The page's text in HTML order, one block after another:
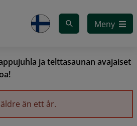
Meny
ja telttasaunan avajaiset
än ett år.